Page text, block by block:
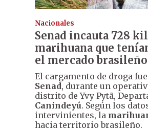
Nacionales
Senad incauta 728
marihuana que
el mercado brasileño
El cargamento de droga
Senad, durante un
distrito de Yvy Pytã,
Canindeyú. Según los
intervinientes, la
hacia territorio brasileño.